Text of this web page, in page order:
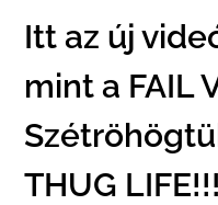
Itt az új
mint a FAIL
THUG LIFE!!!